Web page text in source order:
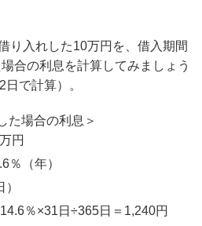
り入れした10万円を、借入期間
合の利息を計算してみましょう
日で計算）。
た場合の利息＞
円
％（年）
％×31日÷365日＝1,240円